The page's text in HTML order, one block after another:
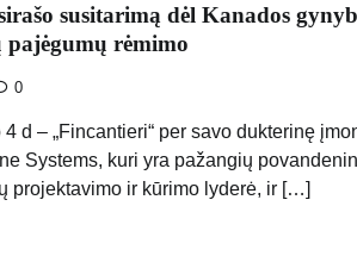
susitarimą dėl Kanados
rėmimo
0
d – „Fincantieri“ per savo dukterinę
Systems, kuri yra pažangių
projektavimo ir kūrimo lyderė, ir […]